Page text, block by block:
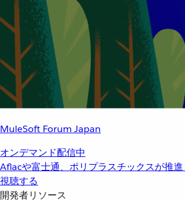
MuleSoft Forum Japan
オンデマンド配信中
Aflacや富士通、ポリプラスチックスが推
視聴する
開発者リソース